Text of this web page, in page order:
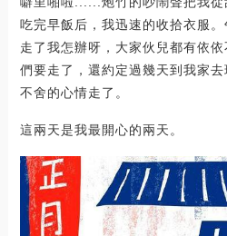
吃完早飯后，我迅速的收拾衣服
走了我怎辦呀，大家伙兒都有依
們要走了，還約定過幾天到我家
不舍的心情走了。
這兩天是我最開心的兩天。